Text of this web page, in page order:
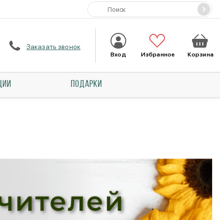
Заказать звонок
Вход Избранное Корзина
ПОДАРКИ